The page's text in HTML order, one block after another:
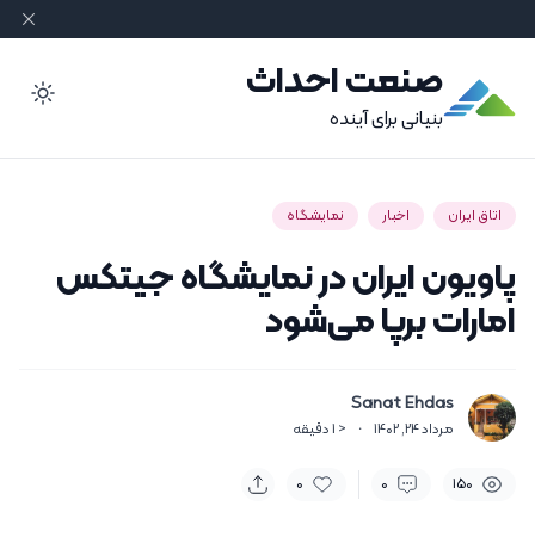
صنعت احداث
بنیانی برای آینده
اتاق ایران اخبار نمایشگاه
پاویون ایران در نمایشگاه جیتکس
امارات برپا می‌شود
Sanat Ehdas
مرداد 24, 1402 ·
< 1 دقیقه
150
0
0